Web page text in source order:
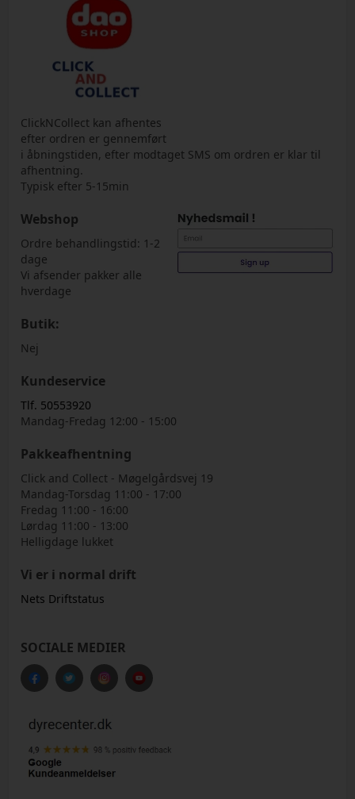
ClickNCollect kan afhentes
efter ordren er gennemført
i åbningstiden, efter modtaget SMS om ordren er klar til
afhentning.
Typisk efter 5-15min
Webshop
Ordre behandlingstid: 1-2
dage
Vi afsender pakker alle
hverdage
Butik:
Nej
Kundeservice
Tlf. 50553920
Mandag-Fredag 12:00 - 15:00
Pakkeafhentning
Click and Collect - Møgelgårdsvej 19
Mandag-Torsdag 11:00 - 17:00
Fredag 11:00 - 16:00
Lørdag 11:00 - 13:00
Helligdage lukket
Vi er i normal drift
Nets Driftstatus
SOCIALE MEDIER